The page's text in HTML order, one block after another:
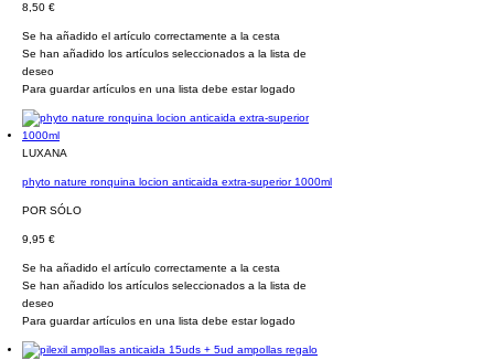
8,50 €
Se ha añadido el artículo correctamente a la cesta
Se han añadido los artículos seleccionados a la lista de
deseo
Para guardar artículos en una lista debe estar logado
LUXANA
phyto nature ronquina locion anticaida extra-superior 1000ml
POR SÓLO
9,95 €
Se ha añadido el artículo correctamente a la cesta
Se han añadido los artículos seleccionados a la lista de
deseo
Para guardar artículos en una lista debe estar logado